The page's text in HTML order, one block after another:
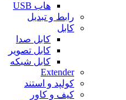
هاب USB
رابط و تبدیل
کابل
کابل صدا
کابل تصویر
کابل شبکه
Extender
کولپد و استند
کیف و کاور